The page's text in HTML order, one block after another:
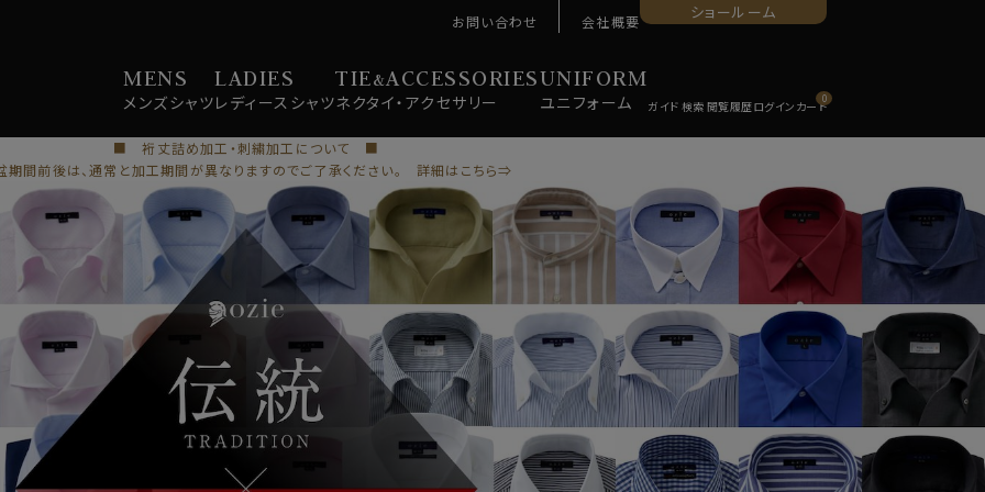
MENS
メンズシャツ
LADIES
レディース シャツ
TIE&ACCESSORIES
ネクタイ・ アクセサリー
UNIFORM
ユニ フォーム
お問い合わせ 会社概要 ショールーム
0
■ 裄丈詰め加工・刺繍加工について ■
期間前後は、通常と加工期間が異なりますのでご了承ください。 詳細はこちら⇒